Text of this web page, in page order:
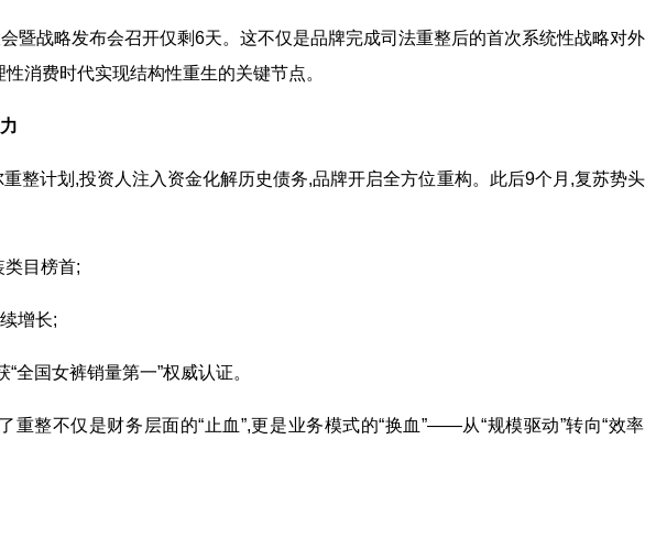
暨战略发布会召开仅剩6天。这不仅是品牌完成司法重整后的首次系统性战略对
消费时代实现结构性重生的关键节点。
整计划,投资人注入资金化解历史债务,品牌开启全方位重构。此后9个月,复苏势
目榜首;
增长;
全国女裤销量第一”权威认证。
重整不仅是财务层面的“止血”,更是业务模式的“换血”——从“规模驱动”转向“效